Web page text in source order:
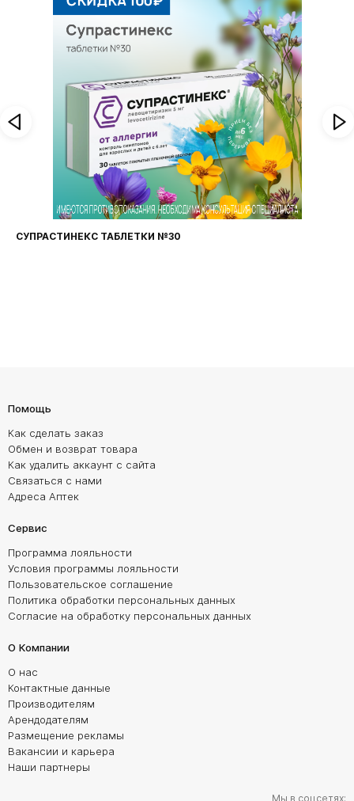
ФАРИНГОСЕПТ ТАБЛЕТКИ №20
Помощь
Как сделать заказ
Обмен и возврат товара
Как удалить аккаунт с сайта
Связаться с нами
Адреса Аптек
Сервис
Программа лояльности
Условия программы лояльности
Пользовательское соглашение
Политика обработки персональных данных
Согласие на обработку персональных данных
О Компании
О нас
Контактные данные
Производителям
Арендодателям
Размещение рекламы
Вакансии и карьера
Наши партнеры
Мы в соцсетях: